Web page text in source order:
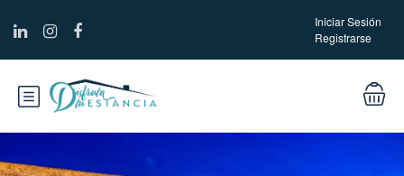
Iniciar Sesión
Registrarse